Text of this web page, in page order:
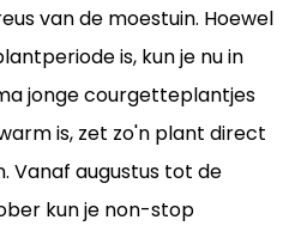
van de moestuin. Hoewel
is, kun je nu in
jonge courgetteplantjes
is, zet zo'n plant direct
Vanaf augustus tot de
kun je non-stop